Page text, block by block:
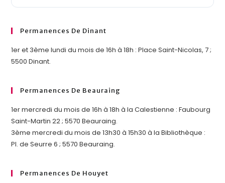
Permanences De Dinant
1er et 3ème lundi du mois de 16h à 18h : Place Saint-Nicolas, 7 ;
5500 Dinant.
Permanences De Beauraing
1er mercredi du mois de 16h à 18h à la Calestienne : Faubourg
Saint-Martin 22 ; 5570 Beauraing.
3ème mercredi du mois de 13h30 à 15h30 à la Bibliothèque :
Pl. de Seurre 6 ; 5570 Beauraing.
Permanences De Houyet